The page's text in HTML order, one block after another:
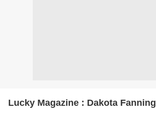
Lucky Magazine : Dakota Fanning